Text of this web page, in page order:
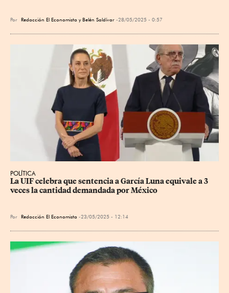
Por Redacción El Economista yBelén Saldívar 28/05/2025 - 0:57
POLÍTICA
La UIF celebra que sentencia a García Luna equivale a 3
veces la cantidad demandada por México
Por Redacción El Economista 23/05/2025 - 12:14